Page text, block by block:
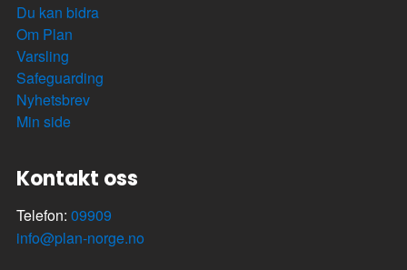
Du kan bidra
Om Plan
Varsling
Safeguarding
Nyhetsbrev
Min side
Kontakt oss
Telefon: 09909
info@plan-norge.no